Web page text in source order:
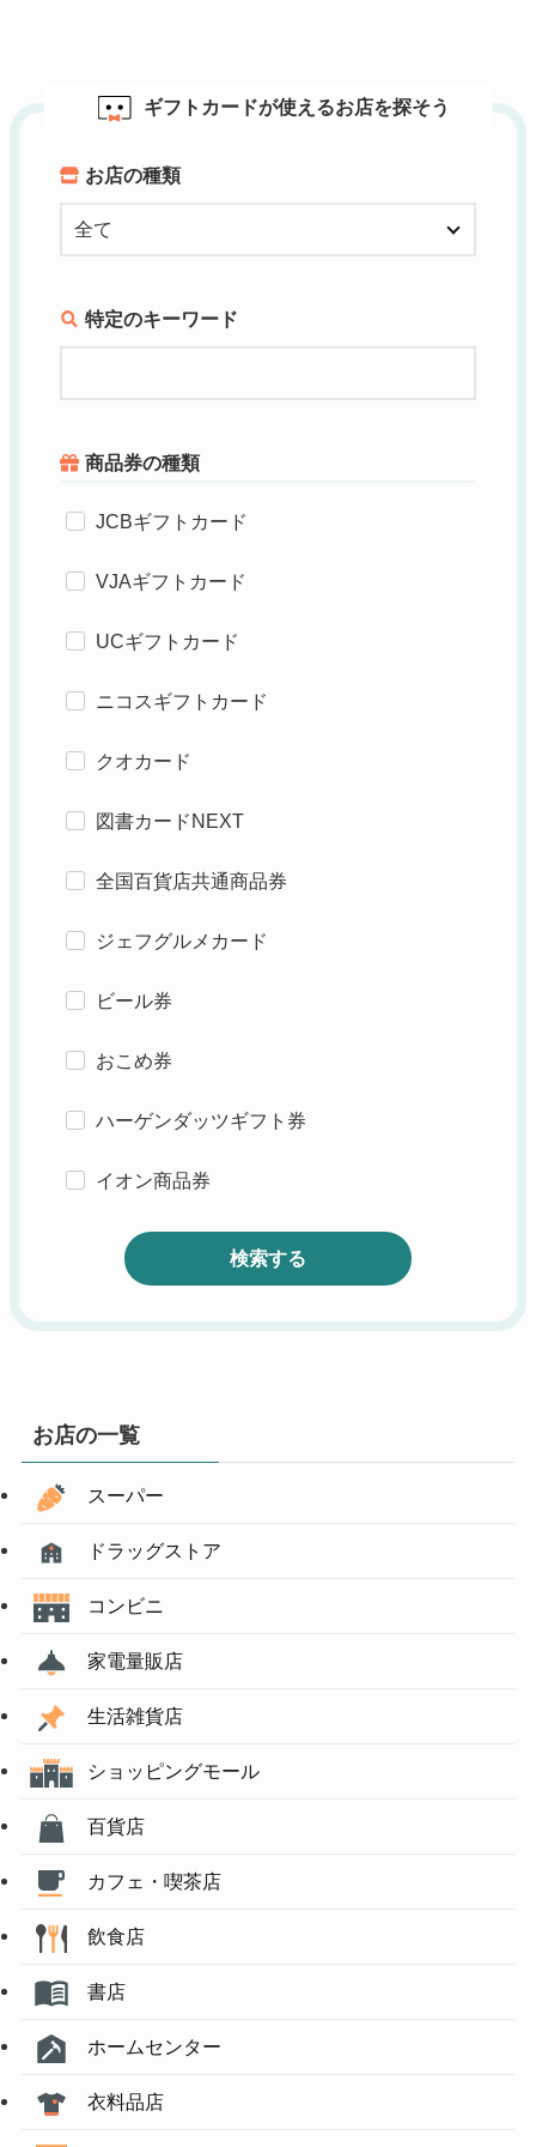
ギフトカードが使えるお店を探そう
お店の種類
特定のキーワード
商品券の種類
JCBギフトカード
VJAギフトカード
UCギフトカード
ニコスギフトカード
クオカード
図書カードNEXT
全国百貨店共通商品券
ジェフグルメカード
ビール券
おこめ券
ハーゲンダッツギフト券
イオン商品券
検索する
お店の一覧
スーパー
ドラッグストア
コンビニ
家電量販店
生活雑貨店
ショッピングモール
百貨店
カフェ・喫茶店
飲食店
書店
ホームセンター
衣料品店